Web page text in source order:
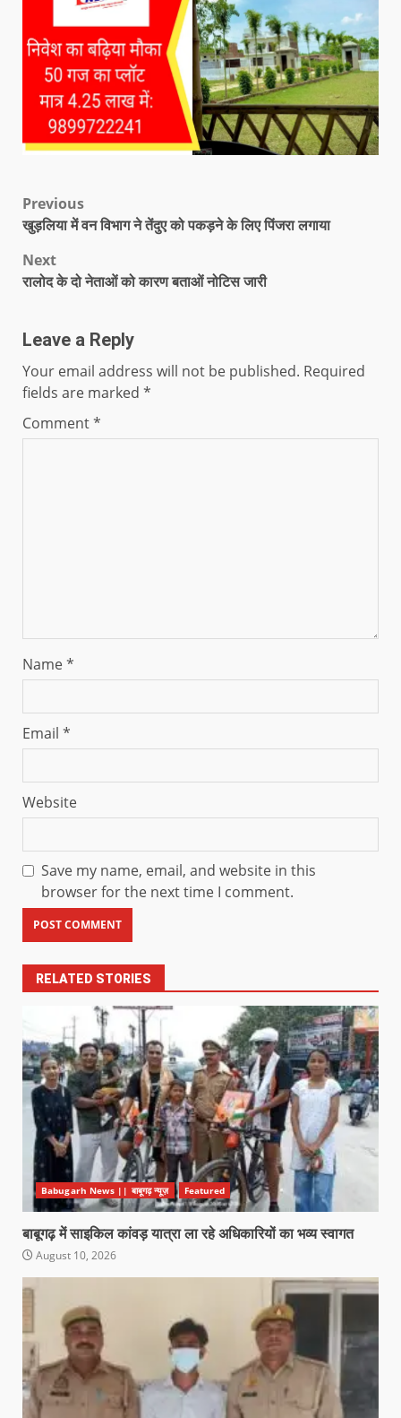
Previous
खुड़लिया में वन विभाग ने तेंदुए को पकड़ने के लिए पिंजरा लगाया
Next
रालोद के दो नेताओं को कारण बताओं नोटिस जारी
Leave a Reply
Your email address will not be published. Required
fields are marked *
Comment*
Name*
Email *
Website
Save my name, email, and website in this
browser for the next time I comment.
RELATED STORIES
Babugarh News || बाबूगढ़ न्यूज़ Featured
बाबूगढ़ में साइकिल कांवड़ यात्रा ला रहे अधिकारियों का भव्य स्वागत
August 10, 2026